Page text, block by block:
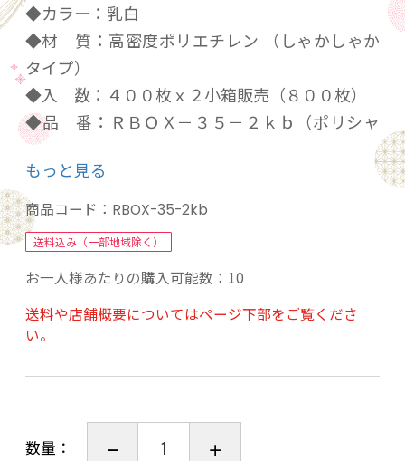
◆カラー：乳白
◆材 質：高密度ポリエチレン （しゃかしゃか
タイプ）
◆入 数：４００枚ｘ２小箱販売（８００枚）
◆品 番：ＲＢＯＸ－３５－２ｋｂ（ポリシャ
ス）
★ココがおススメ★
毎日使う頻度の高いレジ袋が箱入りで登場！
箱入りなので場所取らず、収納にも便利！
立てに使用しても横に使用しても重ねても便利で
す。
エンボス加工なので取だしやすい。
レジ袋には西日本サイズと東日本サイズがある
ってご存じでしたか？こちらのサイズは西日本
もっと見る
商品コード： RBOX-35-2kb
送料込み（一部地域除く）
お一人様あたりの購入可能数：10
送料や店舗概要についてはページ下部をご覧くださ
い。
数量：